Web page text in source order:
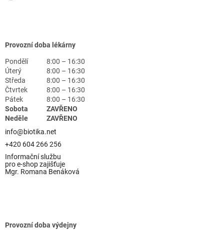
Provozní doba lékárny
Pondělí
8:00 – 16:30
Úterý
8:00 – 16:30
Středa
8:00 – 16:30
Čtvrtek
8:00 – 16:30
Pátek
8:00 – 16:30
Sobota
ZAVŘENO
Neděle
ZAVŘENO
info@biotika.net
+420 604 266 256
Informační službu
pro e-shop zajišťuje
Mgr. Romana Benáková
Provozní doba výdejny